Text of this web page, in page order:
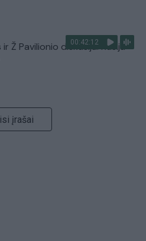
00:42:12
Ž Pavilionio diskusija: Rusija
įrašai